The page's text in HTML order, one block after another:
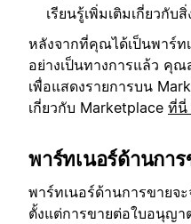
เรียนรู้เพิ่มเติมเกี่ยวกับ
หลังจากที่คุณได้เป็นพาร์ท
อย่างเป็นทางการแล้ว คุ
เพื่อแสดงรายการบน
เกี่ยวกับ Marketplace ที่
พาร์ทเนอร์ด้านการ
พาร์ทเนอร์ด้านการขายจ
ตั้งแต่การขายต่อใบอนุญา